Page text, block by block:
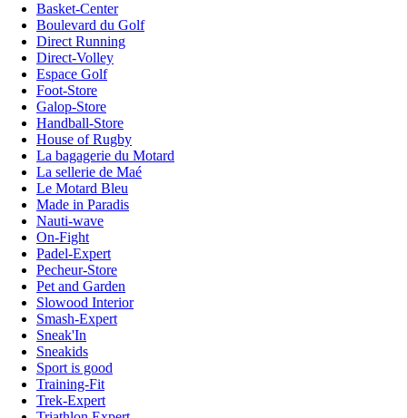
Basket-Center
Boulevard du Golf
Direct Running
Direct-Volley
Espace Golf
Foot-Store
Galop-Store
Handball-Store
House of Rugby
La bagagerie du Motard
La sellerie de Maé
Le Motard Bleu
Made in Paradis
Nauti-wave
On-Fight
Padel-Expert
Pecheur-Store
Pet and Garden
Slowood Interior
Smash-Expert
Sneak'In
Sneakids
Sport is good
Training-Fit
Trek-Expert